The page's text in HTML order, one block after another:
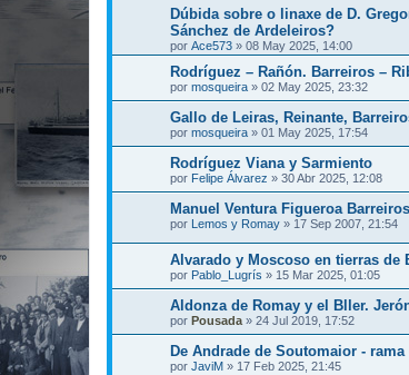
Dúbida sobre o linaxe de D.
Sánchez de Ardeleiros?
por Ace573 » 08 May 2025, 14:00
Rodríguez – Rañón. Barreiros –
por mosqueira » 02 May 2025, 23:32
Gallo de Leiras, Reinante,
por mosqueira » 01 May 2025, 17:54
Rodríguez Viana y Sarmiento
por Felipe Álvarez » 30 Abr 2025, 12:08
Manuel Ventura Figueroa Barreiros
por Lemos y Romay » 17 Sep 2007, 21:54
Alvarado y Moscoso en tierras de
por Pablo_Lugrís » 15 Mar 2025, 01:05
Aldonza de Romay y el Bller.
por Pousada » 24 Jul 2019, 17:52
De Andrade de Soutomaior - rama
por JaviM » 17 Feb 2025, 21:45